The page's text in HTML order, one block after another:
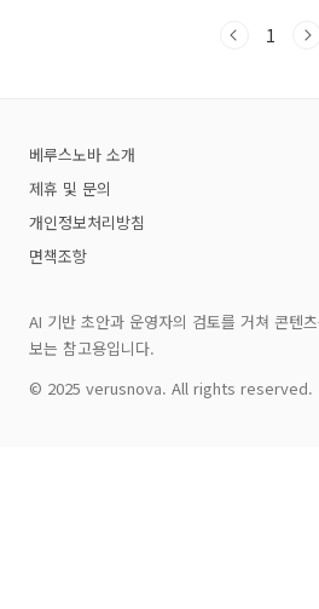
측면이 있다는 의견이 더해지며, 반도체 및
야의 세계적인 선도기업으로, AI와 데이터
자율주행 등 성장 산업과 밀접한 관련을 맺
습니다. 이에 이번 지지선 도달 신호는 기술
반도체 업종에 대한 심리적 안정감을 제공
합니..
1
베루스노바 소개
제휴 및 문의
개인정보처리방침
면책조항
AI 기반 초안과 운영자의 검토를 거쳐 콘텐
보는 참고용입니다.
© 2025 verusnova. All rights reserved.